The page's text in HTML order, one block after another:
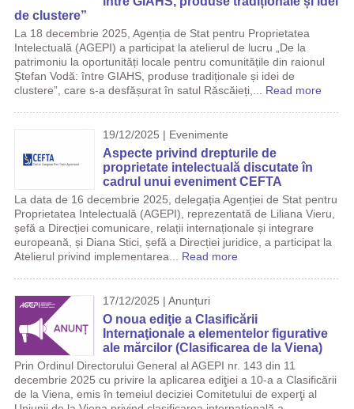
de clustere”
La 18 decembrie 2025, Agenția de Stat pentru Proprietatea
Intelectuală (AGEPI) a participat la atelierul de lucru „De la
patrimoniu la oportunități locale pentru comunitățile din raionul
Ștefan Vodă: între GIAHS, produse tradiționale și idei de
clustere”, care s-a desfășurat în satul Răscăieți,... Read more
19/12/2025 | Evenimente
Aspecte privind drepturile de
proprietate intelectuală discutate în
cadrul unui eveniment CEFTA
La data de 16 decembrie 2025, delegația Agenției de Stat pentru
Proprietatea Intelectuală (AGEPI), reprezentată de Liliana Vieru,
șefă a Direcției comunicare, relații internaționale și integrare
europeană, și Diana Stici, șefă a Direcției juridice, a participat la
Atelierul privind implementarea... Read more
17/12/2025 | Anunțuri
O noua ediţie a Clasificării
Internaţionale a elementelor figurative
ale mărcilor (Clasificarea de la Viena)
Prin Ordinul Directorului General al AGEPI nr. 143 din 11
decembrie 2025 cu privire la aplicarea ediţiei a 10-a a Clasificării
de la Viena, emis în temeiul deciziei Comitetului de experţi al